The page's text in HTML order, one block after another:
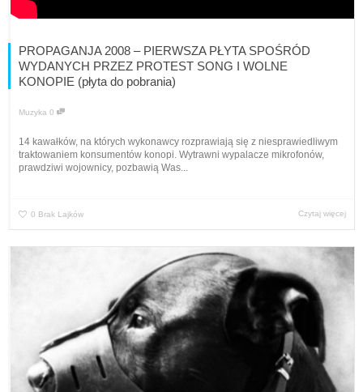
PROPAGANJA 2008 – PIERWSZA PŁYTA SPOŚRÓD
WYDANYCH PRZEZ PROTEST SONG I WOLNE
KONOPIE (płyta do pobrania)
Muzyka 0
14 kawałków, na których wykonawcy rozprawiają się z niesprawiedliwym
traktowaniem konsumentów konopi. Wytrawni wypalacze mikrofonów,
prawdziwi wojownicy, pozbawią Was...
0 Brak Lajków Czytaj więcej